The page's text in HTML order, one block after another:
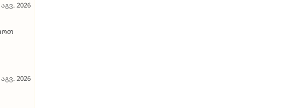
აგვ. 2026
აგვ. 2026